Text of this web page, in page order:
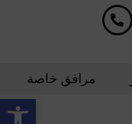
مرافق خاصة